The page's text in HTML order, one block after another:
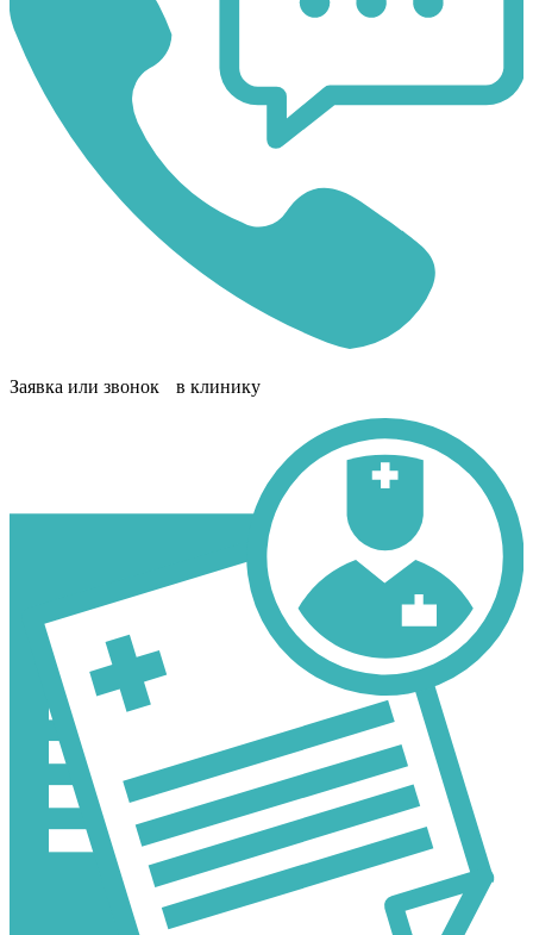
Заявка или звонок в клинику